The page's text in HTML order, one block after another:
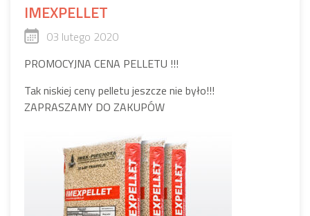
IMEXPELLET
03 lutego 2020
PROMOCYJNA CENA PELLETU !!!
Tak niskiej ceny pelletu jeszcze nie było!!!
ZAPRASZAMY DO ZAKUPÓW